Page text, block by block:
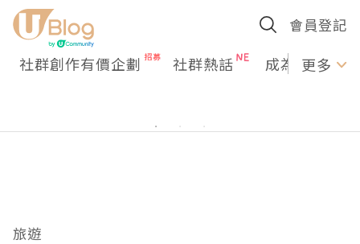
會員登記
社群創作有價企劃 社群熱話 成為U更多
旅遊